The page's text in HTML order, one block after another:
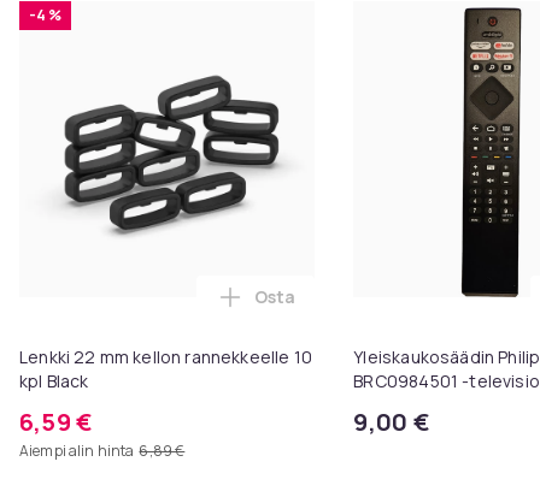
-4 %
Lenkki 22 mm kellon rannekkeelle 10
kpl Black
6,59 €
Aiempi alin hinta 6,89 €
Lisää Lenkki 22 mm kellon
Osta
Yleiskaukosäädin
BRC0984501 -
9,00 €